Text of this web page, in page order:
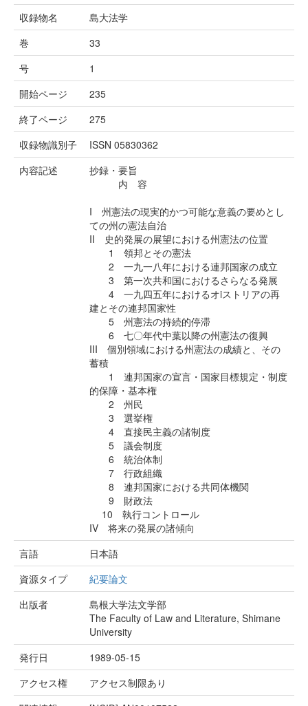
収録物名
島大法学
巻
33
号
1
開始ページ
235
終了ページ
275
収録物識別子
ISSN 05830362
内容記述
抄録・要旨
内 容
I 州憲法の現実的かつ可能な意義の要めとし
ての州の憲法自治
II 史的発展の展望における州憲法の位置
1 領邦とその憲法
2 一九一八年における連邦国家の成立
3 第一次共和国におけるさらなる発展
4 一九四五年におけるオiストリアの再
建とその連邦国家性
5 州憲法の持続的停滞
6 七〇年代中葉以降の州憲法の復興
III 個別領域における州憲法の成績と、その
蓄積
1 連邦国家の宣言・国家目標規定・制度
的保障・基本権
2 州民
3 選挙権
4 直接民主義の諸制度
5 議会制度
6 統治体制
7 行政組織
8 連邦国家における共同体機関
9 財政法
10 執行コントロール
IV 将来の発展の諸傾向
言語
日本語
資源タイプ
紀要論文
出版者
島根大学法文学部
The Faculty of Law and Literature, Shimane
University
発行日
1989-05-15
アクセス権
アクセス制限あり